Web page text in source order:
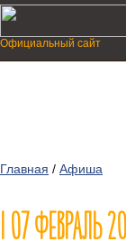
Официальный сайт
Главная / Афиша
| 07 ФЕВРАЛЬ